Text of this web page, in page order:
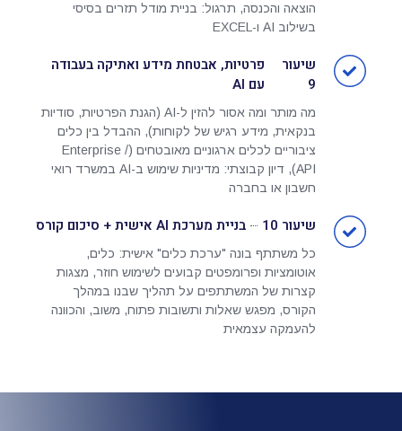
הוצאה והכנסה, תרגול: בניית מודל תזרים בסיסי
בשילוב AI ו-EXCEL
שיעור
9
פרטיות, אבטחת מידע ואתיקה בעבודה
עם AI
מה מותר ומה אסור להזין ל-AI (הגנת הפרטיות, סודיות
בנקאית, מידע רגיש של לקוחות), ההבדל בין כלים
ציבוריים לכלים ארגוניים מאובטחים (Enterprise /
API), דיון קבוצתי: מדיניות שימוש ב-AI במשרד רואי
חשבון או בחברה
שיעור 10 בניית מערכת AI אישית + סיכום קורס
כל משתתף בונה "ערכת כלים" אישית: כלים,
אוטומציות ופרומפטים קבועים לשימוש חוזר, מצגות
קצרות של המשתתפים על תהליך שבנו במהלך
הקורס, מפגש שאלות ותשובות פתוח, משוב, והכוונה
להעמקה עצמאית